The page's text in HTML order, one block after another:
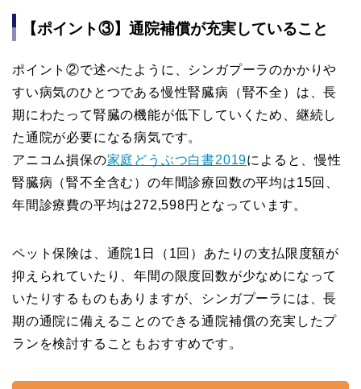
【ポイント③】通院補償が充実していること
ポイント②で述べたように、シンガプーラのかかりや
すい病気のひとつである慢性腎臓病（腎不全）は、長
期にわたって腎臓の機能が低下していくため、継続し
た通院が必要になる病気です。
アニコム損保の家庭どうぶつ白書2019によると、慢性
腎臓病（腎不全含む）の年間診療回数の平均は15回、
年間診療費の平均は272,598円となっています。
ペット保険は、通院1日（1回）あたりの支払限度額が
抑えられていたり、年間の限度回数が少なめになって
いたりするものもありますが、シンガプーラには、長
期の通院に備えることのできる通院補償の充実したプ
ランを検討することもおすすめです。